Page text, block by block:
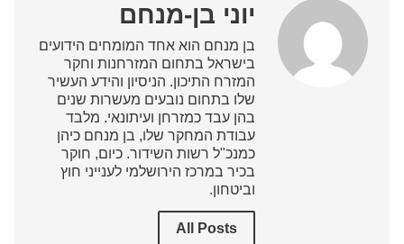
יוני בן-מנחם
בן מנחם הוא אחד המומחים הידועים
בישראל בתחום המזרחנות וחקר
המזרח התיכון. הניסיון והידע העשיר
שלו בתחום נובעים מעשרות שנים
בהן עבד כמזרחן ועיתונאי. מלבד
עבודת המחקר שלו, בן מנחם כיהן
כמנכ"ל רשות השידור. כיום, חוקר
בכיר במרכז הירושלמי לענייני חוץ
וביטחון.
All Posts